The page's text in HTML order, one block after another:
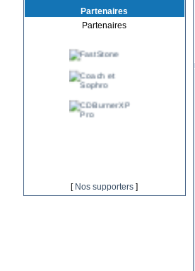
Partenaires
Partenaires
[ Nos supporters ]